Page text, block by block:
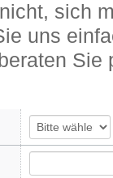
sich
uns
Sie